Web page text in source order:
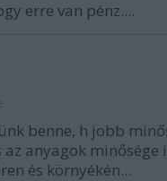
erre van pénz....
benne, h jobb
az anyagok
és környékén...